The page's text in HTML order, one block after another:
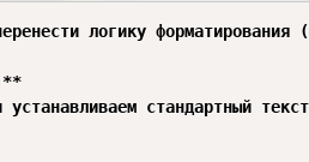
логику
стандартный